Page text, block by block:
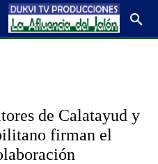
de Calatayud y
firman el